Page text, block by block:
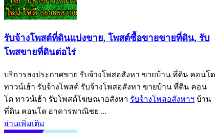
รับจ้างโพสต์ที่ดินแบ่งขาย, โพสต์ซื้อขายขายที่ดิน, รับ
โพสขายที่ดินต่อไร่
บริการลงประกาศขาย รับจ้างโพสอสังหา ขายบ้าน ที่ดิน คอนโด
ทาวน์เฮ้า รับจ้างโพสต์ รับจ้างโพสอสังหา ขายบ้าน ที่ดิน คอน
โด ทาวน์เฮ้า รับโพสต์โฆษณาอสังหา รับจ้างโพสอสังหาฯ บ้าน
ที่ดิน คอนโด อาคารพาณิชย ...
อ่านเพิ่มเติม